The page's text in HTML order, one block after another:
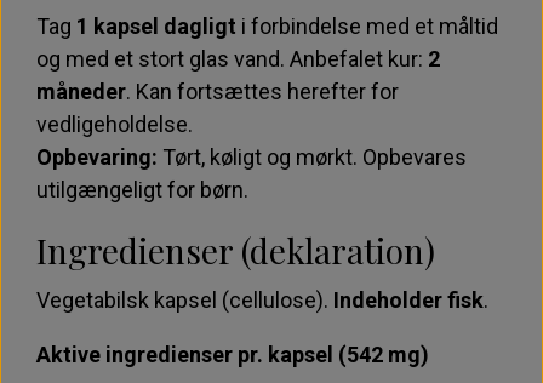
Tag 1 kapsel dagligt i forbindelse med et måltid
og med et stort glas vand. Anbefalet kur: 2
måneder. Kan fortsættes herefter for
vedligeholdelse.
Opbevaring: Tørt, køligt og mørkt. Opbevares
utilgængeligt for børn.
Ingredienser (deklaration)
Vegetabilsk kapsel (cellulose). Indeholder fisk.
Aktive ingredienser pr. kapsel (542 mg)